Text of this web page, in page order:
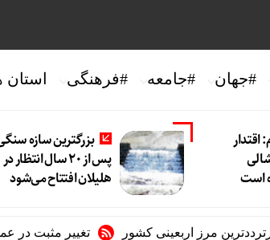
#جهان #جامعه #فرهنگی استان
اقتدار
است
بزرگترین سازه
پس از ۲۰ سال انتظار در
هلیلان افتتاح می‌شود
مرز اربعینی کشور تغییر مثبت در عملکرد مالی